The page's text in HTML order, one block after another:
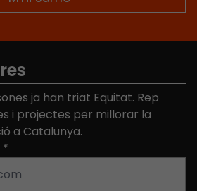
ja han triat Equitat. Rep
i projectes per millorar la
a Catalunya.
*